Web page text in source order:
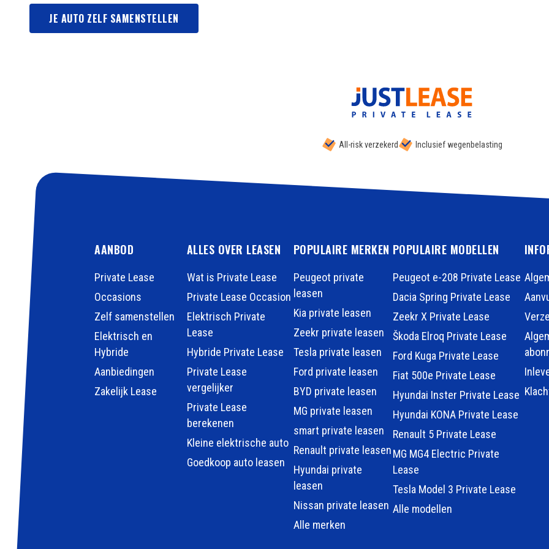
JE AUTO ZELF SAMENSTELLEN
All-risk verzekerd Inclusief wegenbelasting
AANBOD
Private Lease
Occasions
Zelf samenstellen
Elektrisch en
Hybride
Aanbiedingen
Zakelijk Lease
ALLES OVER LEASEN
Wat is Private Lease
Private Lease Occasion
Elektrisch Private
Lease
Hybride Private Lease
Private Lease
vergelijker
Private Lease
berekenen
Kleine elektrische auto
Goedkoop auto leasen
POPULAIRE MERKEN
Peugeot private
leasen
Kia private leasen
Zeekr private leasen
Tesla private leasen
Ford private leasen
BYD private leasen
MG private leasen
smart private leasen
Renault private leasen
Hyundai private
leasen
Nissan private leasen
Alle merken
POPULAIRE MODELLEN
Peugeot e-208 Private Lease
Dacia Spring Private Lease
Zeekr X Private Lease
Škoda Elroq Private Lease
Ford Kuga Private Lease
Fiat 500e Private Lease
Hyundai Inster Private Lease
Hyundai KONA Private Lease
Renault 5 Private Lease
MG MG4 Electric Private
Lease
Tesla Model 3 Private Lease
Alle modellen